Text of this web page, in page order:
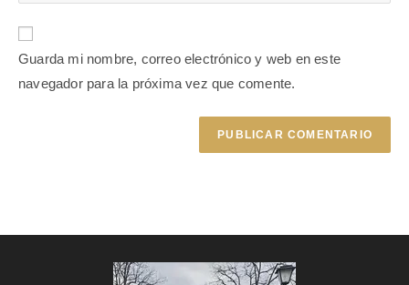
Guarda mi nombre, correo electrónico y web en este
navegador para la próxima vez que comente.